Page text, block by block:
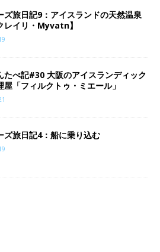
ズ旅日記9：アイスランドの天然温泉
レイリ・Myvatn】
たべ記#30 大阪のアイスランディック
屋「フィルクトゥ・ミエール」
ズ旅日記4：船に乗り込む